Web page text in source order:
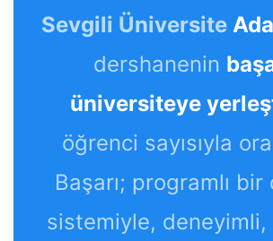
Sevgili Üniversite
dershanenin
üniversiteye
öğrenci sayısıyla
Başarı; programlı bir
sistemiyle,